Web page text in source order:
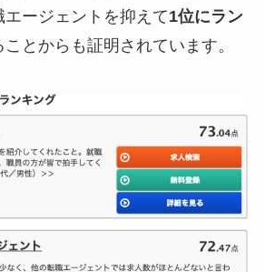
ージェントを抑えて1位にラン
とからも証明されています。